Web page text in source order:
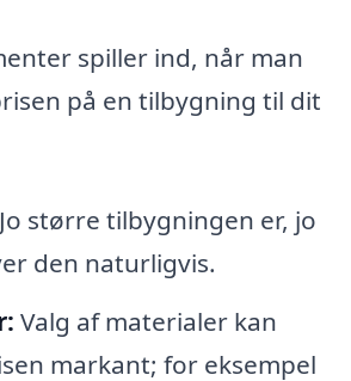
spiller ind, når man
på en tilbygning til dit
Jo større tilbygningen er, jo
den naturligvis.
Valg af materialer kan
markant; for eksempel